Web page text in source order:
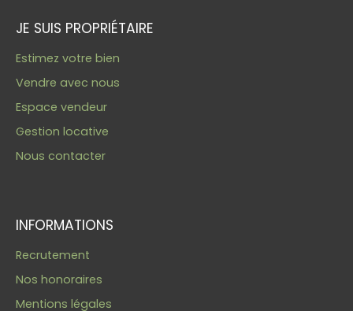
JE SUIS PROPRIÉTAIRE
Estimez votre bien
Vendre avec nous
Espace vendeur
Gestion locative
Nous contacter
INFORMATIONS
Recrutement
Nos honoraires
Mentions légales